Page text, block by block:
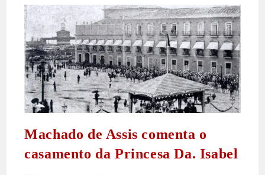
Em
Relação
À
Nobreza
Machado de Assis comenta o
casamento da Princesa Da. Isabel